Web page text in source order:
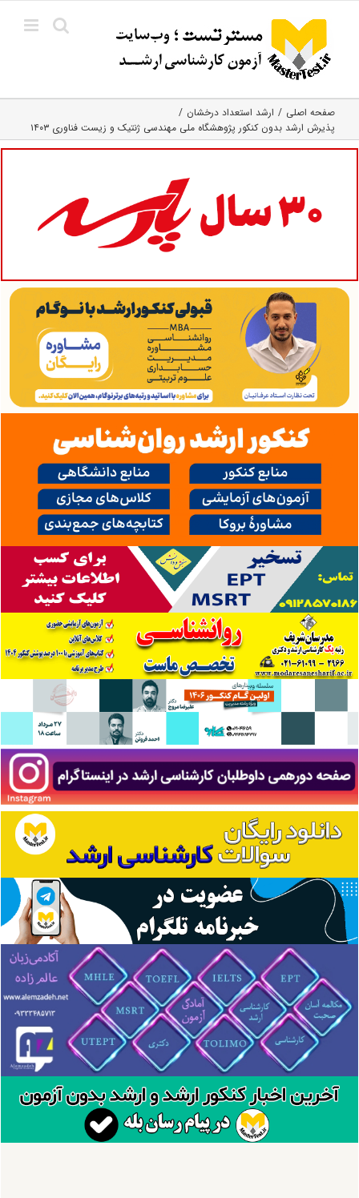
content
صفحه اصلی
ارشد استعداد درخشان
پذیرش ارشد بدون کنکور پژوهشگاه ملی مهندسی ژنتیک و زیست فناوری ۱۴۰۳